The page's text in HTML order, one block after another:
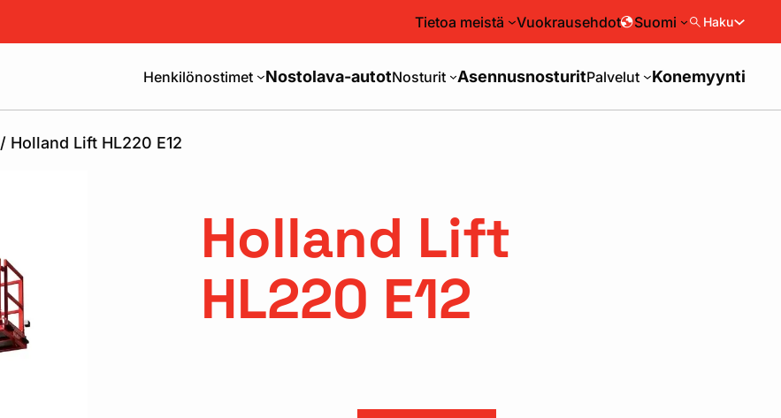
Tietoa meistä Vuokrausehdot Suomi Haku
Henkilönostimet Nostolava-autotNosturit AsennusnosturitPalvelut Konemyynti
/ Holland Lift HL220 E12
Holland Lift
HL220 E12